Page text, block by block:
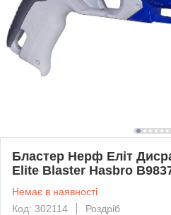
Бластер Нерф Еліт
Elite Blaster Hasbro
Немає в наявності
Код: 302114
Роздріб